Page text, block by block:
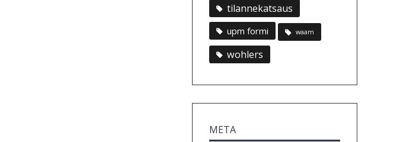
tilannekatsaus
upm formi waam
wohlers
META